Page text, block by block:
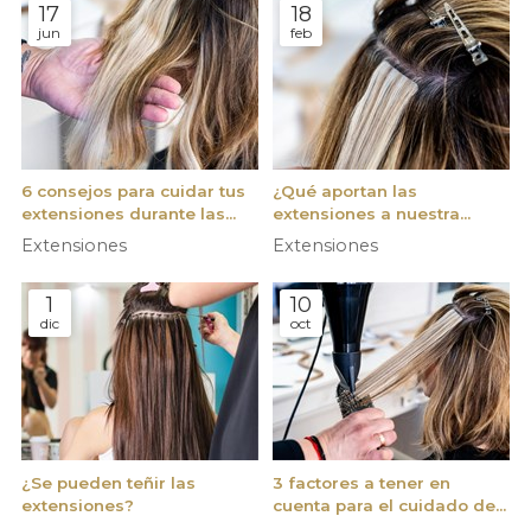
17
jun
6 consejos para cuidar tus
extensiones durante las
vacaciones de verano
Extensiones
18
feb
¿Qué aportan las
extensiones a nuestra
melena?
Extensiones
1
dic
¿Se pueden teñir las
extensiones?
10
oct
3 factores a tener en
cuenta para el cuidado de